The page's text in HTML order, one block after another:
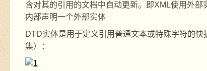
含对其的引用的文档中自动更新。即XML使用外部
内部声明一个外部实体
DTD实体是用于定义引用普通文本或特殊字符的
集）：